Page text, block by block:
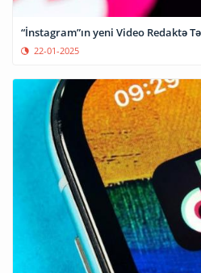
“İnstagram”ın yeni Video Redaktə
22-01-2025